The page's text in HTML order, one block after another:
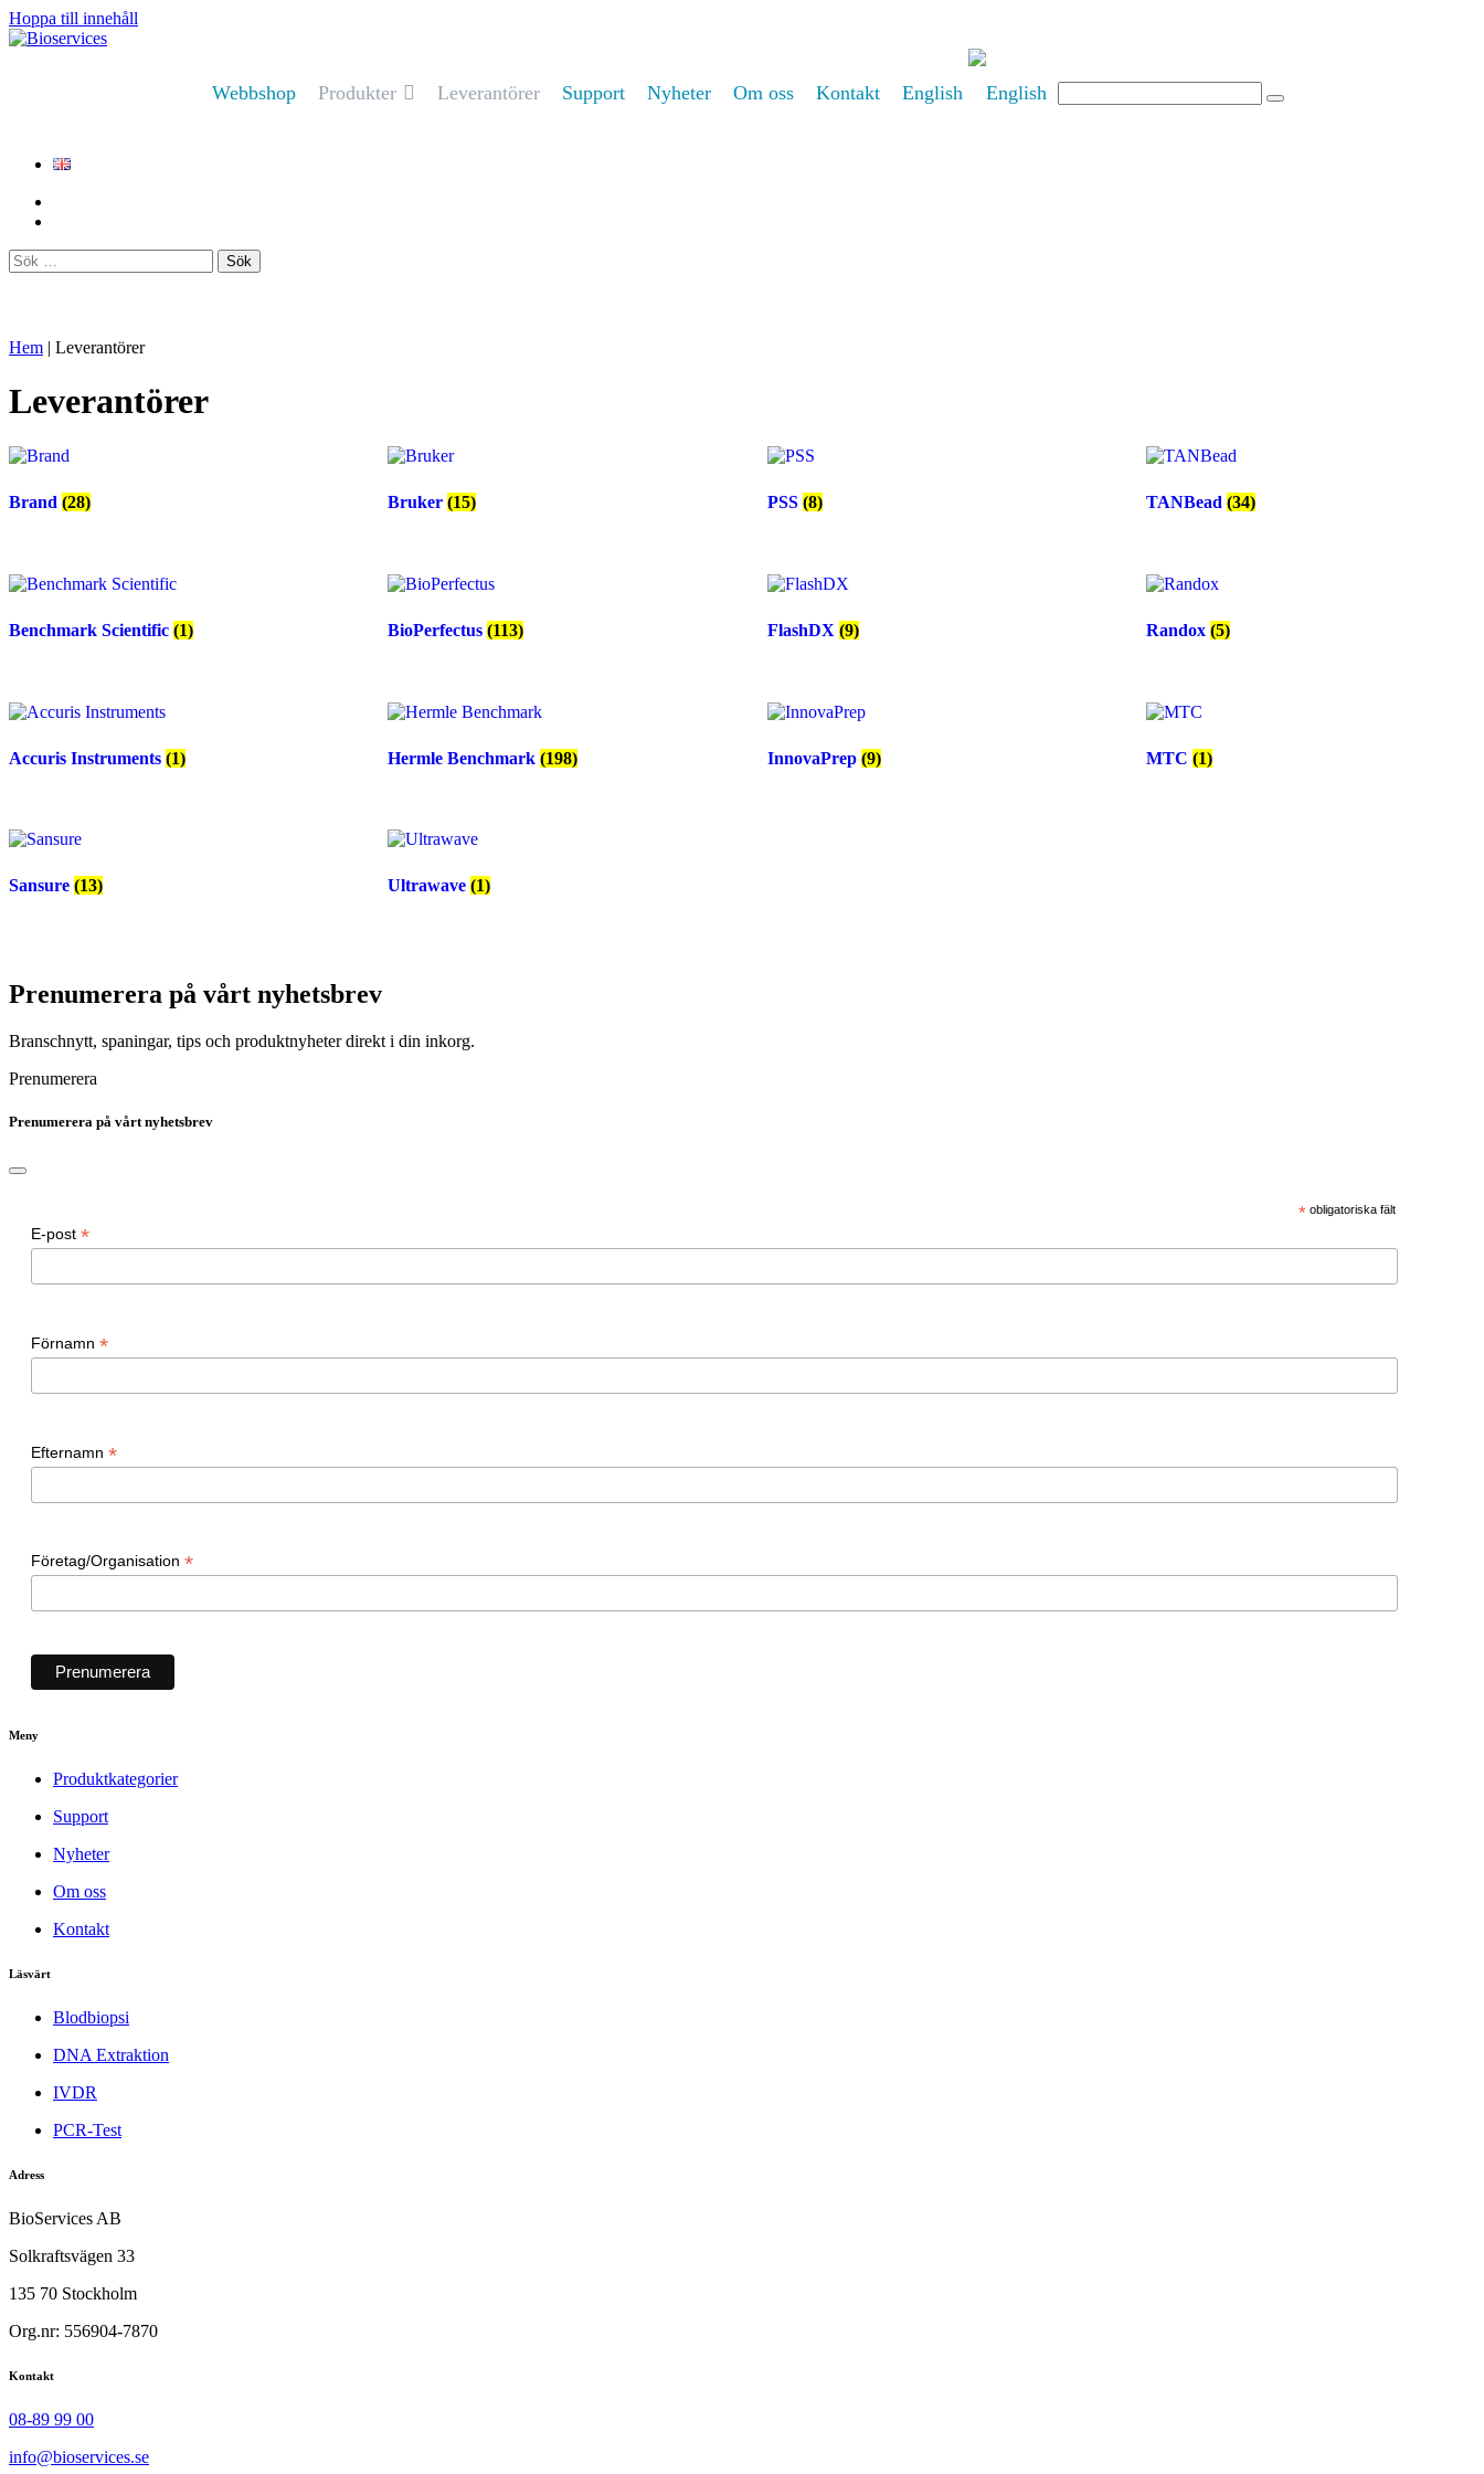
Hoppa till innehåll
Huvudnavigering
Webbshop Produkter Leverantörer Support Nyheter Om oss Kontakt English
Sök
efter:
Hem | Leverantörer
Leverantörer
Brand (28) Bruker(15) PSS (8) TANBead (34)
Benchmark Scientific (1) BioPerfectus(113) FlashDX (9) Randox (5)
Accuris Instruments (1) Hermle Benchmark(198) InnovaPrep (9) MTC (1)
Sansure (13) Ultrawave(1)
Prenumerera på vårt nyhetsbrev
Branschnytt, spaningar, tips och produktnyheter direkt i din inkorg.
Prenumerera
Prenumerera på vårt nyhetsbrev
* obligatoriska fält
E-post *
Förnamn *
Efternamn *
Företag/Organisation *
Meny
Produktkategorier
Support
Nyheter
Om oss
Kontakt
Läsvärt
Blodbiopsi
DNA Extraktion
IVDR
PCR-Test
Adress
BioServices AB
Solkraftsvägen 33
135 70 Stockholm
Org.nr: 556904-7870
Kontakt
08-89 99 00
info@bioservices.se